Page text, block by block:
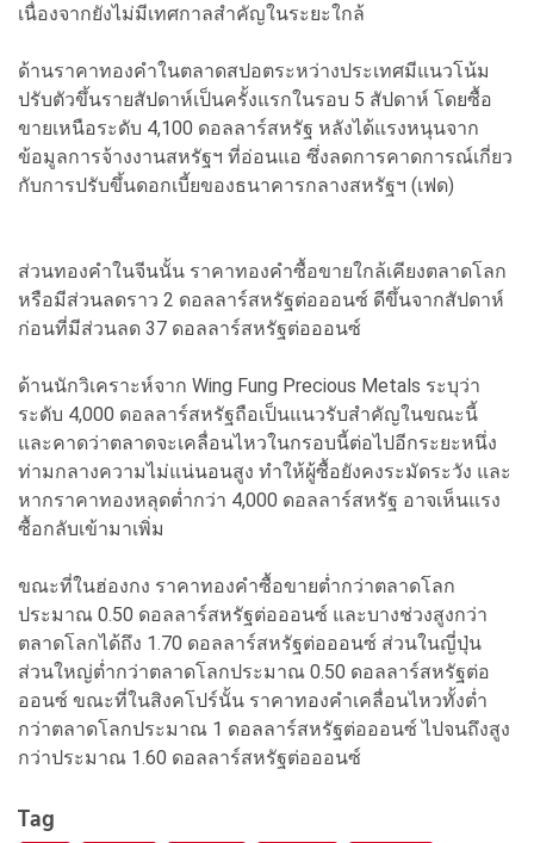
เนื่องจากยังไม่มีเทศกาลสำคัญในระยะใกล้
ด้านราคาทองคำในตลาดสปอตระหว่างประเทศมีแนวโน้ม
ปรับตัวขึ้นรายสัปดาห์เป็นครั้งแรกในรอบ 5 สัปดาห์ โดยซื้อ
ขายเหนือระดับ 4,100 ดอลลาร์สหรัฐ หลังได้แรงหนุนจาก
ข้อมูลการจ้างงานสหรัฐฯ ที่อ่อนแอ ซึ่งลดการคาดการณ์เกี่ยว
กับการปรับขึ้นดอกเบี้ยของธนาคารกลางสหรัฐฯ (เฟด)
ส่วนทองคำในจีนนั้น ราคาทองคำซื้อขายใกล้เคียงตลาดโลก
หรือมีส่วนลดราว 2 ดอลลาร์สหรัฐต่อออนซ์ ดีขึ้นจากสัปดาห์
ก่อนที่มีส่วนลด 37 ดอลลาร์สหรัฐต่อออนซ์
ด้านนักวิเคราะห์จาก Wing Fung Precious Metals ระบุว่า
ระดับ 4,000 ดอลลาร์สหรัฐถือเป็นแนวรับสำคัญในขณะนี้
และคาดว่าตลาดจะเคลื่อนไหวในกรอบนี้ต่อไปอีกระยะหนึ่ง
ท่ามกลางความไม่แน่นอนสูง ทำให้ผู้ซื้อยังคงระมัดระวัง และ
หากราคาทองหลุดต่ำกว่า 4,000 ดอลลาร์สหรัฐ อาจเห็นแรง
ซื้อกลับเข้ามาเพิ่ม
ขณะที่ในฮ่องกง ราคาทองคำซื้อขายต่ำกว่าตลาดโลก
ประมาณ 0.50 ดอลลาร์สหรัฐต่อออนซ์ และบางช่วงสูงกว่า
ตลาดโลกได้ถึง 1.70 ดอลลาร์สหรัฐต่อออนซ์ ส่วนในญี่ปุ่น
ส่วนใหญ่ต่ำกว่าตลาดโลกประมาณ 0.50 ดอลลาร์สหรัฐต่อ
ออนซ์ ขณะที่ในสิงคโปร์นั้น ราคาทองคำเคลื่อนไหวทั้งต่ำ
กว่าตลาดโลกประมาณ 1 ดอลลาร์สหรัฐต่อออนซ์ ไปจนถึงสูง
กว่าประมาณ 1.60 ดอลลาร์สหรัฐต่อออนซ์
Tag